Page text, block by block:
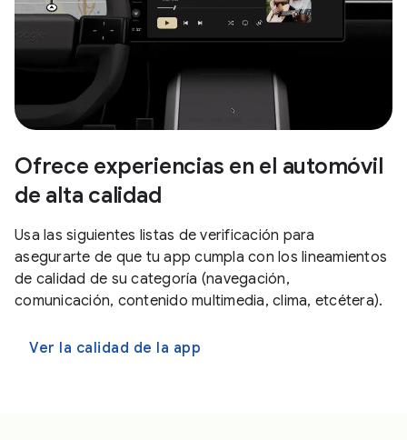
Ofrece experiencias en el automóvil
de alta calidad
Usa las siguientes listas de verificación para
asegurarte de que tu app cumpla con los lineamientos
de calidad de su categoría (navegación,
comunicación, contenido multimedia, clima, etcétera).
Ver la calidad de la app